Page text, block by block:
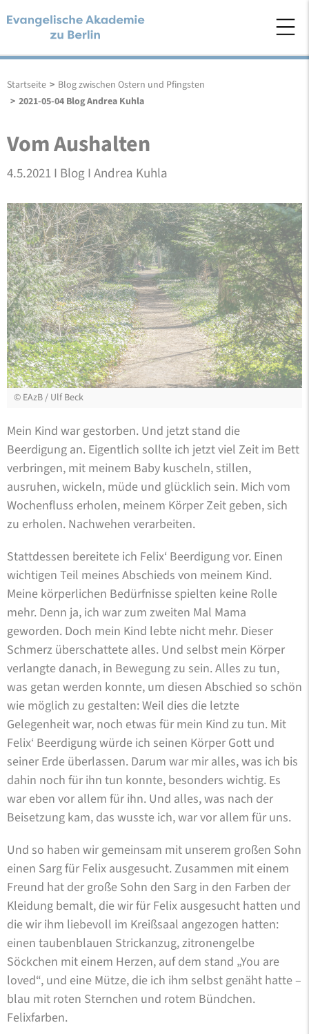
Startseite > Blog zwischen Ostern und Pfingsten
> 2021-05-04 Blog Andrea Kuhla
Vom Aushalten
4.5.2021 I Blog I Andrea Kuhla
© EAzB / Ulf Beck
Mein Kind war gestorben. Und jetzt stand die
Beerdigung an. Eigentlich sollte ich jetzt viel Zeit im Bett
verbringen, mit meinem Baby kuscheln, stillen,
ausruhen, wickeln, müde und glücklich sein. Mich vom
Wochenfluss erholen, meinem Körper Zeit geben, sich
zu erholen. Nachwehen verarbeiten.
Stattdessen bereitete ich Felix‘ Beerdigung vor. Einen
wichtigen Teil meines Abschieds von meinem Kind.
Meine körperlichen Bedürfnisse spielten keine Rolle
mehr. Denn ja, ich war zum zweiten Mal Mama
geworden. Doch mein Kind lebte nicht mehr. Dieser
Schmerz überschattete alles. Und selbst mein Körper
verlangte danach, in Bewegung zu sein. Alles zu tun,
was getan werden konnte, um diesen Abschied so schön
wie möglich zu gestalten: Weil dies die letzte
Gelegenheit war, noch etwas für mein Kind zu tun. Mit
Felix‘ Beerdigung würde ich seinen Körper Gott und
seiner Erde überlassen. Darum war mir alles, was ich bis
dahin noch für ihn tun konnte, besonders wichtig. Es
war eben vor allem für ihn. Und alles, was nach der
Beisetzung kam, das wusste ich, war vor allem für uns.
Und so haben wir gemeinsam mit unserem großen Sohn
einen Sarg für Felix ausgesucht. Zusammen mit einem
Freund hat der große Sohn den Sarg in den Farben der
Kleidung bemalt, die wir für Felix ausgesucht hatten und
die wir ihm liebevoll im Kreißsaal angezogen hatten:
einen taubenblauen Strickanzug, zitronengelbe
Söckchen mit einem Herzen, auf dem stand „You are
loved“, und eine Mütze, die ich ihm selbst genäht hatte –
blau mit roten Sternchen und rotem Bündchen.
Felixfarben.